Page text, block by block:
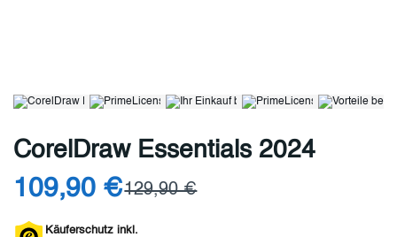
CorelDraw Essentials 2024
109,90 €129,90 €
Käuferschutz inkl.